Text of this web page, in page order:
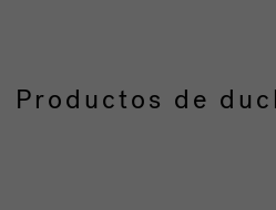
Productos de